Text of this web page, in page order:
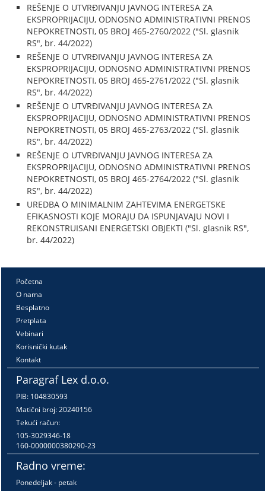
REŠENJE O UTVRĐIVANJU JAVNOG INTERESA ZA
EKSPROPRIJACIJU, ODNOSNO ADMINISTRATIVNI PRENOS
NEPOKRETNOSTI, 05 BROJ 465-2760/2022 ("Sl. glasnik
RS", br. 44/2022)
REŠENJE O UTVRĐIVANJU JAVNOG INTERESA ZA
EKSPROPRIJACIJU, ODNOSNO ADMINISTRATIVNI PRENOS
NEPOKRETNOSTI, 05 BROJ 465-2761/2022 ("Sl. glasnik
RS", br. 44/2022)
REŠENJE O UTVRĐIVANJU JAVNOG INTERESA ZA
EKSPROPRIJACIJU, ODNOSNO ADMINISTRATIVNI PRENOS
NEPOKRETNOSTI, 05 BROJ 465-2763/2022 ("Sl. glasnik
RS", br. 44/2022)
REŠENJE O UTVRĐIVANJU JAVNOG INTERESA ZA
EKSPROPRIJACIJU, ODNOSNO ADMINISTRATIVNI PRENOS
NEPOKRETNOSTI, 05 BROJ 465-2764/2022 ("Sl. glasnik
RS", br. 44/2022)
UREDBA O MINIMALNIM ZAHTEVIMA ENERGETSKE
EFIKASNOSTI KOJE MORAJU DA ISPUNJAVAJU NOVI I
REKONSTRUISANI ENERGETSKI OBJEKTI ("Sl. glasnik RS",
br. 44/2022)
Početna
O nama
Besplatno
Pretplata
Vebinari
Korisnički kutak
Kontakt
Paragraf Lex d.o.o.
PIB: 104830593
Matični broj: 20240156
Tekući račun:
105-3029346-18
160-0000000380290-23
Radno vreme:
Ponedeljak - petak